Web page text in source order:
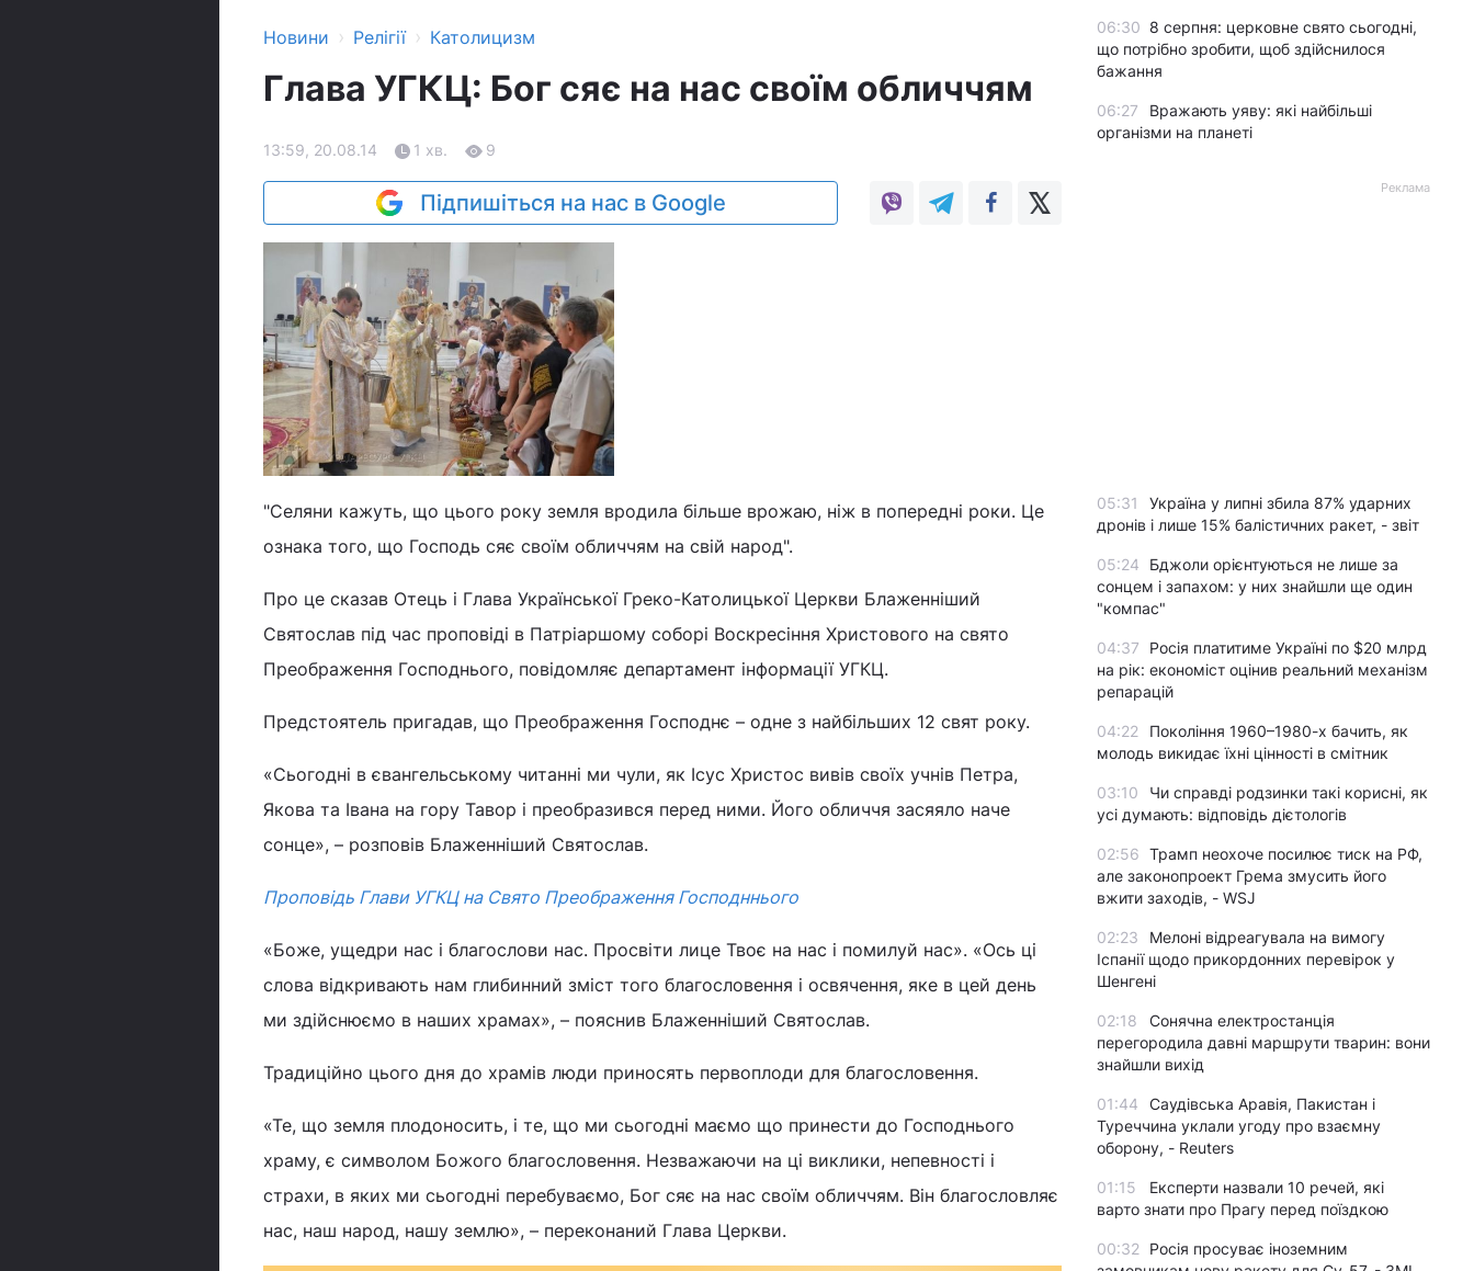
Новини › Релігії › Католицизм
Глава УГКЦ: Бог сяє на нас своїм обличчям
13:59, 20.08.14 1 хв. 9
Підпишіться на нас в Google
"Селяни кажуть, що цього року земля вродила більше врожаю, ніж в попередні роки. Це
ознака того, що Господь сяє своїм обличчям на свій народ".
Про це сказав Отець і Глава Української Греко-Католицької Церкви Блаженніший
Святослав під час проповіді в Патріаршому соборі Воскресіння Христового на свято
Преображення Господнього, повідомляє департамент інформації УГКЦ.
Предстоятель пригадав, що Преображення Господнє – одне з найбільших 12 свят року.
«Сьогодні в євангельському читанні ми чули, як Ісус Христос вивів своїх учнів Петра,
Якова та Івана на гору Тавор і преобразився перед ними. Його обличчя засяяло наче
сонце», – розповів Блаженніший Святослав.
Проповідь Глави УГКЦ на Свято Преображення Господннього
«Боже, ущедри нас і благослови нас. Просвіти лице Твоє на нас і помилуй нас». «Ось ці
слова відкривають нам глибинний зміст того благословення і освячення, яке в цей день
ми здійснюємо в наших храмах», – пояснив Блаженніший Святослав.
Традиційно цього дня до храмів люди приносять первоплоди для благословення.
«Те, що земля плодоносить, і те, що ми сьогодні маємо що принести до Господнього
храму, є символом Божого благословення. Незважаючи на ці виклики, непевності і
страхи, в яких ми сьогодні перебуваємо, Бог сяє на нас своїм обличчям. Він благословляє
нас, наш народ, нашу землю», – переконаний Глава Церкви.
06:30 8 серпня: церковне свято сьогодні,
що потрібно зробити, щоб здійснилося
бажання
06:27
Вражають уяву: які найбільші
організми на планеті
Реклама
05:31
Україна у липні збила 87% ударних
дронів і лише 15% балістичних ракет, - звіт
05:24
Бджоли орієнтуються не лише за
сонцем і запахом: у них знайшли ще один
"компас"
04:37
Росія платитиме Україні по $20 млрд
на рік: економіст оцінив реальний механізм
репарацій
04:22
Покоління 1960–1980-х бачить, як
молодь викидає їхні цінності в смітник
03:10
Чи справді родзинки такі корисні, як
усі думають: відповідь дієтологів
02:56 Трамп неохоче посилює тиск на РФ,
але законопроект Грема змусить його
вжити заходів, - WSJ
02:23
Мелоні відреагувала на вимогу
Іспанії щодо прикордонних перевірок у
Шенгені
02:18
Сонячна електростанція
перегородила давні маршрути тварин: вони
знайшли вихід
01:44
Саудівська Аравія, Пакистан і
Туреччина уклали угоду про взаємну
оборону, - Reuters
01:15
Експерти назвали 10 речей, які
варто знати про Прагу перед поїздкою
00:32
Росія просуває іноземним